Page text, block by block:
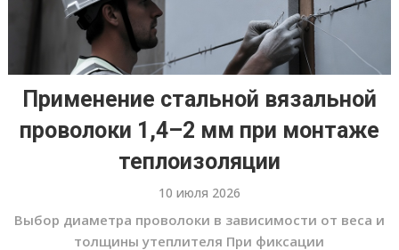
Применение стальной вязальной
проволоки 1,4–2 мм при монтаже
теплоизоляции
10 июля 2026
Выбор диаметра проволоки в зависимости от веса и
толщины утеплителя При фиксации